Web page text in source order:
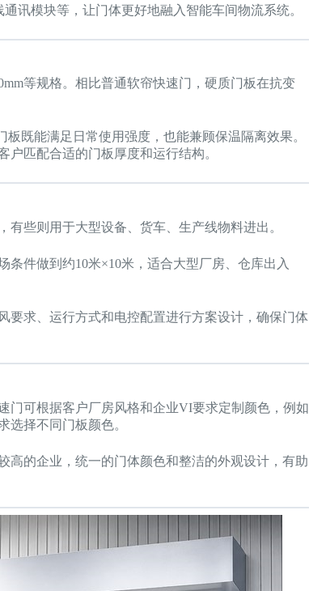
讯模块等，让门体更好地融入智能车间物流系统。
等规格。相比普通软帘快速门，硬质门板在抗变
既能满足日常使用强度，也能兼顾保温隔离效果。
匹配合适的门板厚度和运行结构。
些则用于大型设备、货车、生产线物料进出。
件做到约10米×10米，适合大型厂房、仓库出入
要求、运行方式和电控配置进行方案设计，确保门体
门可根据客户厂房风格和企业VI要求定制颜色，例如
选择不同门板颜色。
高的企业，统一的门体颜色和整洁的外观设计，有助